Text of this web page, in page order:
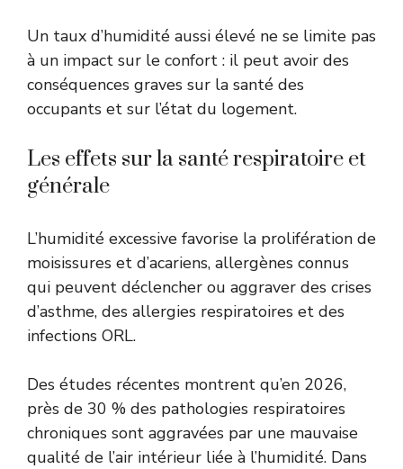
Un taux d’humidité aussi élevé ne se limite pas
à un impact sur le confort : il peut avoir des
conséquences graves sur la santé des
occupants et sur l’état du logement.
Les effets sur la santé respiratoire et
générale
L’humidité excessive favorise la prolifération de
moisissures et d’acariens, allergènes connus
qui peuvent déclencher ou aggraver des crises
d’asthme, des allergies respiratoires et des
infections ORL.
Des études récentes montrent qu’en 2026,
près de 30 % des pathologies respiratoires
chroniques sont aggravées par une mauvaise
qualité de l’air intérieur liée à l’humidité. Dans